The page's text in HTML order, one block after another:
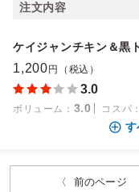
注文内容
ケイジャンチキン＆黒
1,200 円（税込）
3.0
ボリューム ： 3.0 コスパ ：
す
〈 前のページ